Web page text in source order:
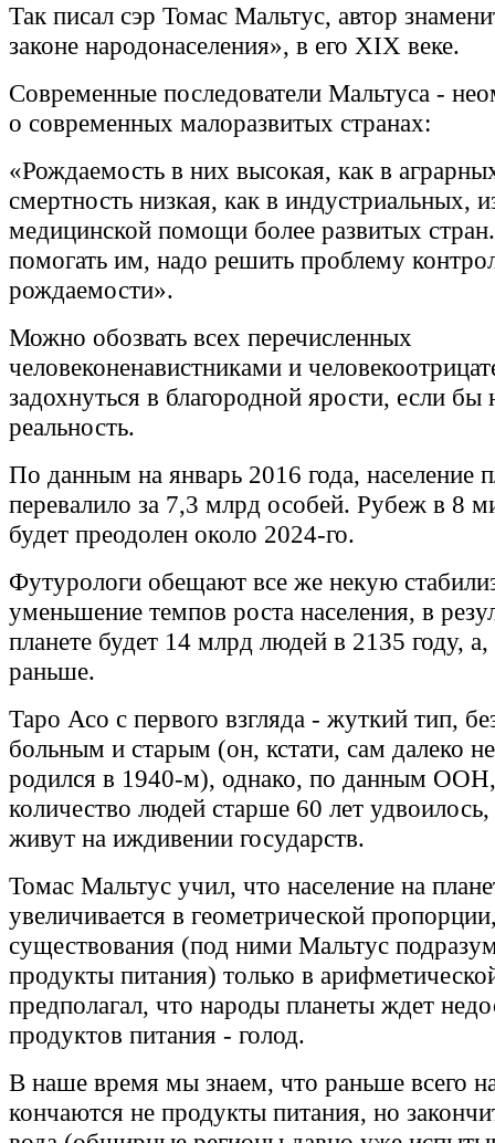
Так писал сэр Томас Мальтус, автор
законе народонаселения», в его XIX веке.
Современные последователи Мальтуса -
о современных малоразвитых странах:
«Рождаемость в них высокая, как в
смертность низкая, как в индустриальных,
медицинской помощи более развитых
помогать им, надо решить проблему
рождаемости».
Можно обозвать всех перечисленных
человеконенавистниками и
задохнуться в благородной ярости, если бы
реальность.
По данным на январь 2016 года, население
перевалило за 7,3 млрд особей. Рубеж в 8
будет преодолен около 2024-го.
Футурологи обещают все же некую
уменьшение темпов роста населения, в
планете будет 14 млрд людей в 2135 году,
раньше.
Таро Асо с первого взгляда - жуткий тип,
больным и старым (он, кстати, сам далеко
родился в 1940-м), однако, по данным
количество людей старше 60 лет удвоилось,
живут на иждивении государств.
Томас Мальтус учил, что население на
увеличивается в геометрической
существования (под ними Мальтус
продукты питания) только в
предполагал, что народы планеты ждет
продуктов питания - голод.
В наше время мы знаем, что раньше всего
кончаются не продукты питания, но